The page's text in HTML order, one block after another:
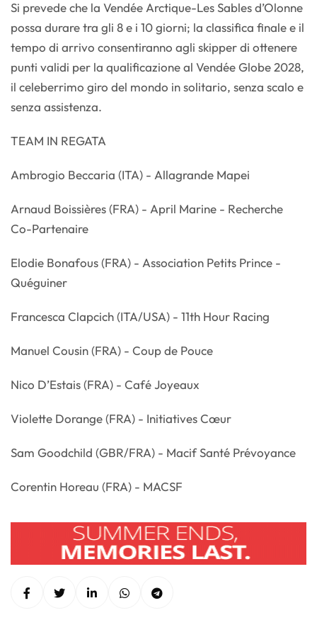
Si prevede che la Vendée Arctique-Les Sables d’Olonne
possa durare tra gli 8 e i 10 giorni; la classifica finale e il
tempo di arrivo consentiranno agli skipper di ottenere
punti validi per la qualificazione al Vendée Globe 2028,
il celeberrimo giro del mondo in solitario, senza scalo e
senza assistenza.
TEAM IN REGATA
Ambrogio Beccaria (ITA) - Allagrande Mapei
Arnaud Boissières (FRA) - April Marine - Recherche
Co-Partenaire
Elodie Bonafous (FRA) - Association Petits Prince -
Quéguiner
Francesca Clapcich (ITA/USA) - 11th Hour Racing
Manuel Cousin (FRA) - Coup de Pouce
Nico D’Estais (FRA) - Café Joyeaux
Violette Dorange (FRA) - Initiatives Cœur
Sam Goodchild (GBR/FRA) - Macif Santé Prévoyance
Corentin Horeau (FRA) - MACSF